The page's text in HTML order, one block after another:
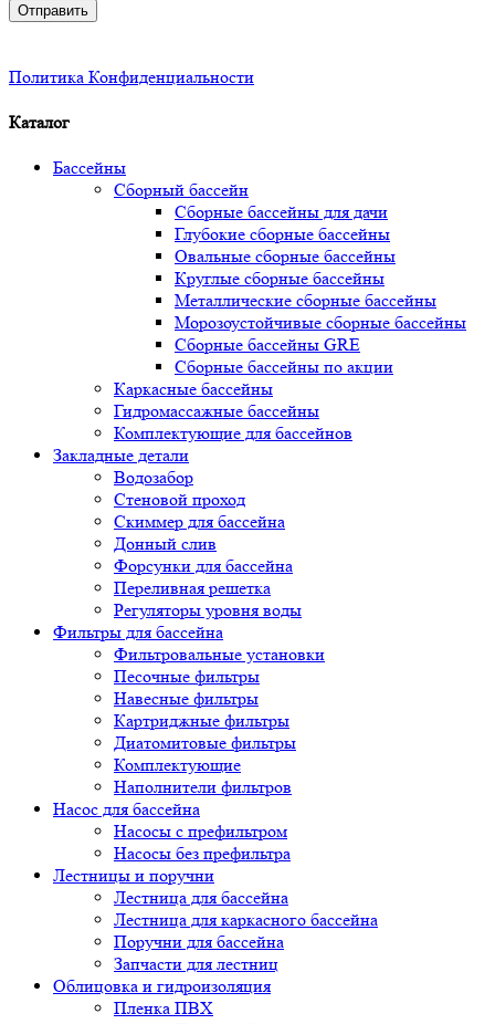
Отправить
Политика Конфиденциальности
Каталог
Бассейны
Сборный бассейн
Сборные бассейны для дачи
Глубокие сборные бассейны
Овальные сборные бассейны
Круглые сборные бассейны
Металлические сборные бассейны
Морозоустойчивые сборные бассейны
Сборные бассейны GRE
Сборные бассейны по акции
Каркасные бассейны
Гидромассажные бассейны
Комплектующие для бассейнов
Закладные детали
Водозабор
Стеновой проход
Скиммер для бассейна
Донный слив
Форсунки для бассейна
Переливная решетка
Регуляторы уровня воды
Фильтры для бассейна
Фильтровальные установки
Песочные фильтры
Навесные фильтры
Картриджные фильтры
Диатомитовые фильтры
Комплектующие
Наполнители фильтров
Насос для бассейна
Насосы с префильтром
Насосы без префильтра
Лестницы и поручни
Лестница для бассейна
Лестница для каркасного бассейна
Поручни для бассейна
Запчасти для лестниц
Облицовка и гидроизоляция
Пленка ПВХ